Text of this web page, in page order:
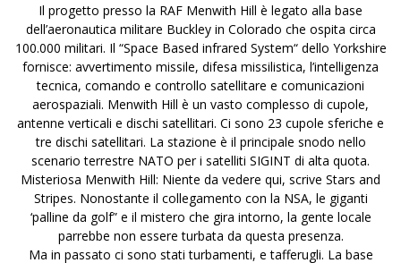
Il progetto presso la RAF Menwith Hill è legato alla base
dell’aeronautica militare Buckleyin Colorado che ospita circa
100.000 militari. Il “Space Based infrared System“ dello Yorkshire
fornisce: avvertimento missile, difesa missilistica, l’intelligenza
tecnica, comando e controllo satellitare e comunicazioni
aerospaziali. Menwith Hill è un vasto complesso di cupole,
antenne verticali e dischi satellitari. Ci sono 23 cupole sferiche e
tre dischi satellitari. La stazione è il principale snodo nello
scenario terrestre NATO per i satelliti SIGINT di alta quota.
Misteriosa Menwith Hill: Niente da vedere qui, scrive Stars and
Stripes. Nonostante il collegamento con la NSA, le giganti
‘palline da golf” e il mistero che gira intorno, la gente locale
parrebbe non essere turbata da questa presenza.
Ma in passato ci sono stati turbamenti, e tafferugli. La base